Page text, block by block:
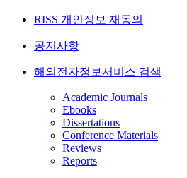
RISS 개인정보 재동의
공지사항
해외전자정보서비스 검색
Academic Journals
Ebooks
Dissertations
Conference Materials
Reviews
Reports